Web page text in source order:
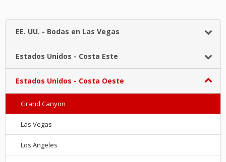
EE. UU. - Bodas en Las Vegas
Estados Unidos - Costa Este
Estados Unidos - Costa Oeste
Grand Canyon
Las Vegas
Los Angeles